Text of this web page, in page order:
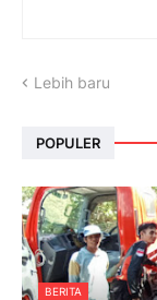
Lebih baru
POPULER
BERITA